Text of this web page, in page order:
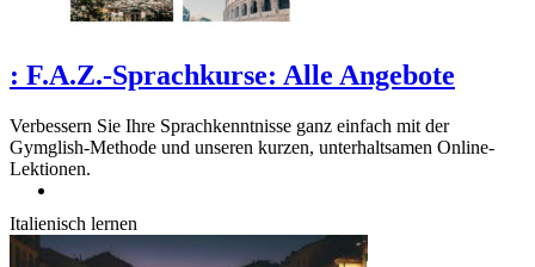
: F.A.Z.-Sprachkurse: Alle Angebote
Verbessern Sie Ihre Sprachkenntnisse ganz einfach mit der
Gymglish-Methode und unseren kurzen, unterhaltsamen Online-
Lektionen.
Italienisch lernen